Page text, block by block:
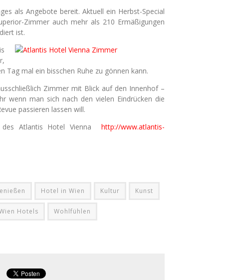
als Angebote bereit. Aktuell ein Herbst-Special
Zimmer auch mehr als 210 Ermäßigungen
ist.
mal ein bisschen Ruhe zu gönnen kann.
Zimmer mit Blick auf den Innenhof –
wenn man sich nach den vielen Eindrücken die
passieren lassen will.
des Atlantis Hotel Vienna http://www.atlantis-
Hotel in Wien Kultur Kunst
Hotels Wohlfühlen